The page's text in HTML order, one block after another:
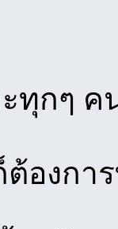
ะทุกๆ
ต้องกา